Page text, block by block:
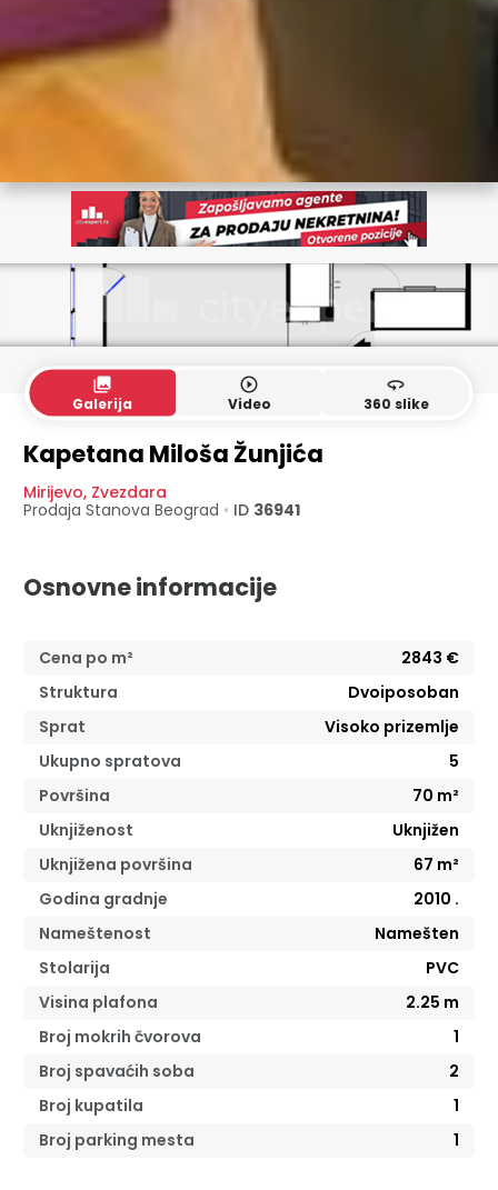
collections
Galerija
play_circle_outline
Video
360
360 slike
Kapetana Miloša Žunjića
Mirijevo, Zvezdara
Prodaja Stanova Beograd • ID 36941
Osnovne informacije
Cena po m² 2843 €
Struktura
Dvoiposoban
Sprat
Visoko prizemlje
Ukupno spratova
5
Površina
70 m²
Uknjiženost
Uknjižen
Uknjižena površina
67 m²
Godina gradnje
2010 .
Nameštenost
Namešten
Stolarija
PVC
Visina plafona
2.25 m
Broj mokrih čvorova
1
Broj spavaćih soba
2
Broj kupatila
1
Broj parking mesta
1